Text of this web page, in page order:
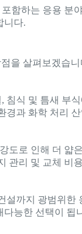
함하는 응용 분
니다.
을 살펴보겠습니
침식 및 틈새 부
경과 화학 처리
도로 인해 더 얇
관리 및 교체 비
설까지 광범위한
다능한 선택이 됩